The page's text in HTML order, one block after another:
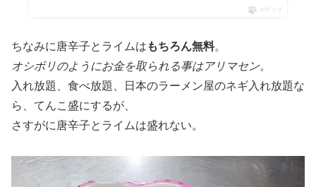
ポチップ
ちなみに唐辛子とライムは もちろん無料。
オシボリのようにお金を取られる事はアリマセン。
入れ放題、食べ放題、日本のラーメン屋のネギ入れ放題な
ら、てんこ盛にするが、
さすがに唐辛子とライムは盛れない。